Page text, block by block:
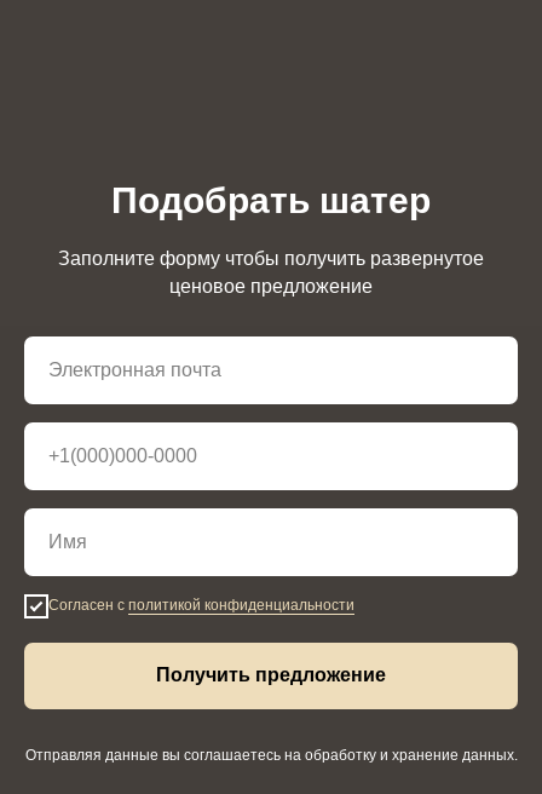
Подобрать шатер
Заполните форму чтобы получить развернутое
ценовое предложение
Согласен с политикой конфиденциальности
Получить предложение
Отправляя данные вы соглашаетесь на обработку и хранение данных.